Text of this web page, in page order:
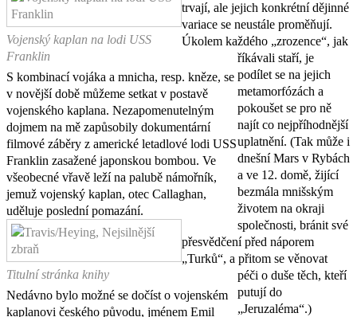
Vojenský kaplan na lodi USS
Franklin
S kombinací vojáka a mnicha, resp. kněze, se
v novější době můžeme setkat v postavě
vojenského kaplana. Nezapomenutelným
dojmem na mě zapůsobily dokumentární
filmové záběry z americké letadlové lodi USS
Franklin zasažené japonskou bombou. Ve
všeobecné vřavě leží na palubě námořník,
jemuž vojenský kaplan, otec Callaghan,
uděluje poslední pomazání.
Titulní stránka knihy
Nedávno bylo možné se dočíst o vojenském
kaplanovi českého původu, jménem Emil
trvají, ale jejich konkrétní dějinné
variace se neustále proměňují.
Úkolem každého „zrozence“, jak
říkávali staří, je
podílet se na jejich
metamorfózách a
pokoušet se pro ně
najít co nejpříhodnější
uplatnění. (Tak může i
dnešní Mars v Rybách
a ve 12. domě, žijící
bezmála mnišským
životem na okraji
společnosti, bránit své
přesvědčení před náporem
„Turků“, a přitom se věnovat
péči o duše těch, kteří
putují do
„Jeruzaléma“.)